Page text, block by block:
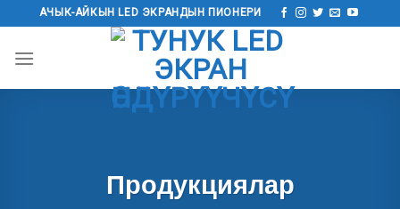
Мазмунга
өтүү
АЧЫК-АЙКЫН LED ЭКРАНДЫН ПИОНЕРИ
Продукциялар